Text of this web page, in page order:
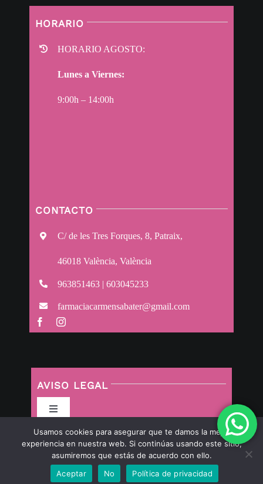
HORARIO
HORARIO AGOSTO:
Lunes a Viernes:
9:00h – 14:00h
CONTACTO
C/ de les Tres Forques, 8, Patraix,
46018 València, València
963851463 | 603045233
farmaciacarmensabater@gmail.com
AVISO LEGAL
Toggle
Política de privacidad
Condiciones de uso
Usamos cookies para asegurar que te damos la mejor
experiencia en nuestra web. Si continúas usando este sitio,
asumiremos que estás de acuerdo con ello.
Aceptar
No Política de privacidad